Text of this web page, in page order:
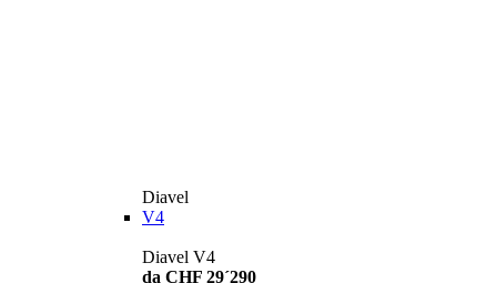
Diavel
V4
Diavel V4
da CHF 29´290